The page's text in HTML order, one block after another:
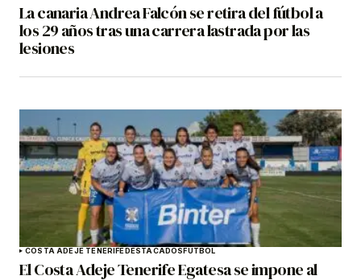
La canaria Andrea Falcón se retira del fútbol a
los 29 años tras una carrera lastrada por las
lesiones
COSTA ADEJE TENERIFEDESTACADOSFÚTBOL
El Costa Adeje Tenerife Egatesa se impone al